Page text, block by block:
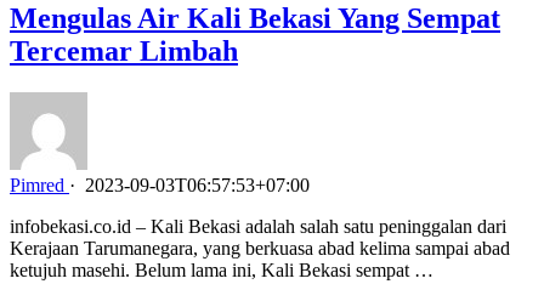
Mengulas Air Kali Bekasi Yang Sempat
Tercemar Limbah
Pimred · 2023-09-03T06:57:53+07:00
infobekasi.co.id – Kali Bekasi adalah salah satu peninggalan dari
Kerajaan Tarumanegara, yang berkuasa abad kelima sampai abad
ketujuh masehi. Belum lama ini, Kali Bekasi sempat …